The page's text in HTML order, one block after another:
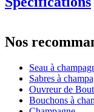
Numéro de
Dimensions (LxHxP
Poids (kg)1
Hauteur (cm)20
Nos
Seau à
Sabres à
Ouvreur de
Bouchons à